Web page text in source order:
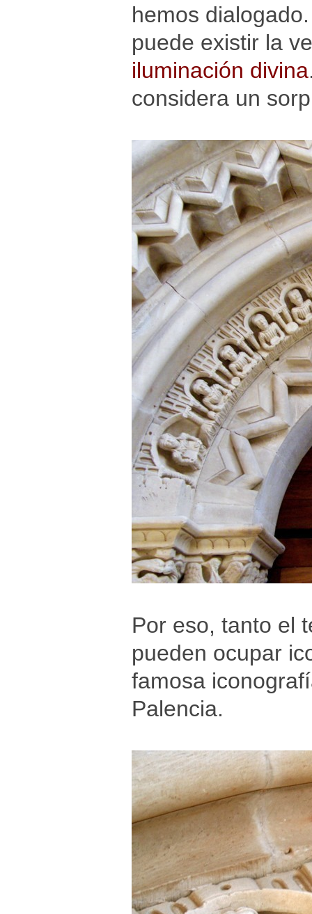
hemos
puede existir la
iluminación divina
considera un
Por eso, tanto el
pueden ocupar
famosa
Palencia.